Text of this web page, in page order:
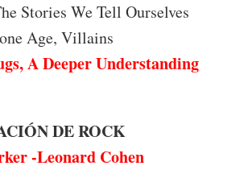
Stories We Tell Ourselves
Age, Villains
A Deeper Understanding
DE ROCK
-Leonard Cohen